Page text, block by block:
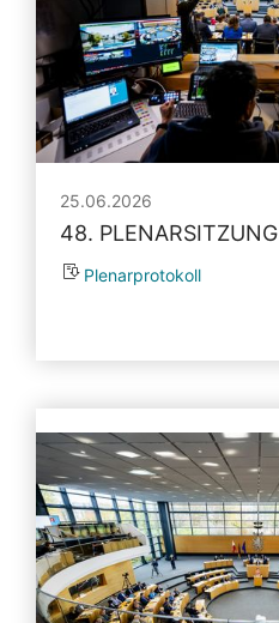
25.06.2026
48. PLENARSITZUNG
Plenarprotokoll